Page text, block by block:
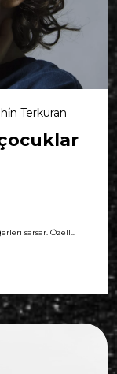
Terkuran
sarsar. Özell...